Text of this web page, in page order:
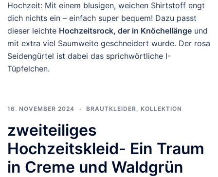
Hochzeit: Mit einem blusigen, weichen Shirtstoff engt
dich nichts ein – einfach super bequem! Dazu passt
dieser leichte Hochzeitsrock, der in Knöchellänge und
mit extra viel Saumweite geschneidert wurde. Der rosa
Seidengürtel ist dabei das sprichwörtliche I-
Tüpfelchen.
16. NOVEMBER 2024 BRAUTKLEIDER, KOLLEKTION
zweiteiliges
Hochzeitskleid- Ein Traum
in Creme und Waldgrün